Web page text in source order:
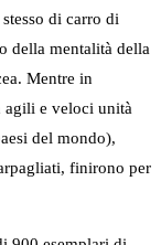
di carro di
della mentalità della
Mentre in
agili e veloci unità
del mondo),
finirono per